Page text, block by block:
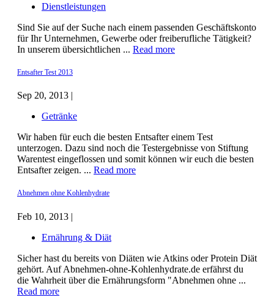
Dienstleistungen
Sind Sie auf der Suche nach einem passenden Geschäftskonto
für Ihr Unternehmen, Gewerbe oder freiberufliche Tätigkeit?
In unserem übersichtlichen ... Read more
Entsafter Test 2013
Sep 20, 2013 |
Getränke
Wir haben für euch die besten Entsafter einem Test
unterzogen. Dazu sind noch die Testergebnisse von Stiftung
Warentest eingeflossen und somit können wir euch die besten
Entsafter zeigen. ... Read more
Abnehmen ohne Kohlenhydrate
Feb 10, 2013 |
Ernährung & Diät
Sicher hast du bereits von Diäten wie Atkins oder Protein Diät
gehört. Auf Abnehmen-ohne-Kohlenhydrate.de erfährst du
die Wahrheit über die Ernährungsform "Abnehmen ohne ...
Read more